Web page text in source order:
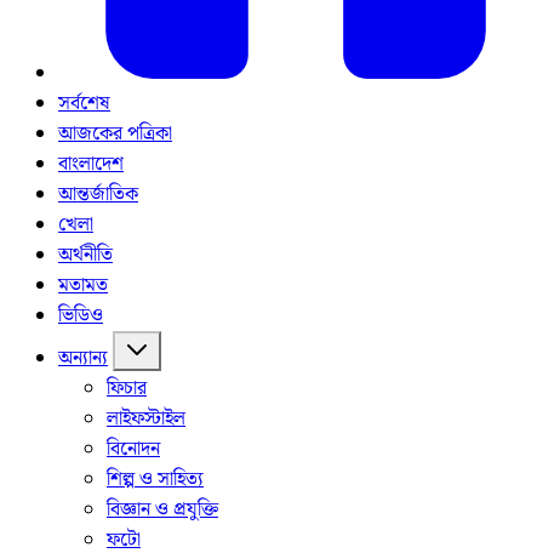
সর্বশেষ
আজকের পত্রিকা
বাংলাদেশ
আন্তর্জাতিক
খেলা
অর্থনীতি
মতামত
ভিডিও
অন্যান্য
ফিচার
লাইফস্টাইল
বিনোদন
শিল্প ও সাহিত্য
বিজ্ঞান ও প্রযুক্তি
ফটো